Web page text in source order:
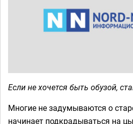
Если не хочется быть обузой,
Многие не задумываются о
начинает подкрадываться на